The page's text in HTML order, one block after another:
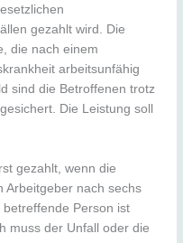
gezahlt wird. Die
die nach einem
arbeitsunfähig
sind die Betroffenen trotz
Die Leistung soll
gezahlt, wenn die
Arbeitgeber nach sechs
Person ist
muss der Unfall oder die